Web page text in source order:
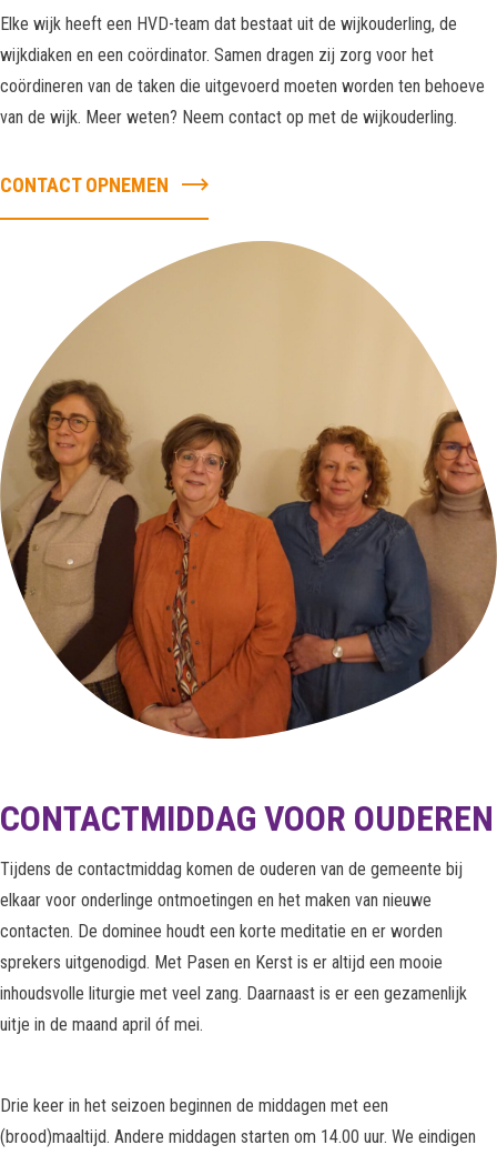
Elke wijk heeft een HVD-team dat bestaat uit de wijkouderling, de
wijkdiaken en een coördinator. Samen dragen zij zorg voor het
coördineren van de taken die uitgevoerd moeten worden ten behoeve
van de wijk. Meer weten? Neem contact op met de wijkouderling.
CONTACT OPNEMEN
CONTACTMIDDAG VOOR OUDEREN
Tijdens de contactmiddag komen de ouderen van de gemeente bij
elkaar voor onderlinge ontmoetingen en het maken van nieuwe
contacten. De dominee houdt een korte meditatie en er worden
sprekers uitgenodigd. Met Pasen en Kerst is er altijd een mooie
inhoudsvolle liturgie met veel zang. Daarnaast is er een gezamenlijk
uitje in de maand april óf mei.
Drie keer in het seizoen beginnen de middagen met een
(brood)maaltijd. Andere middagen starten om 14.00 uur. We eindigen